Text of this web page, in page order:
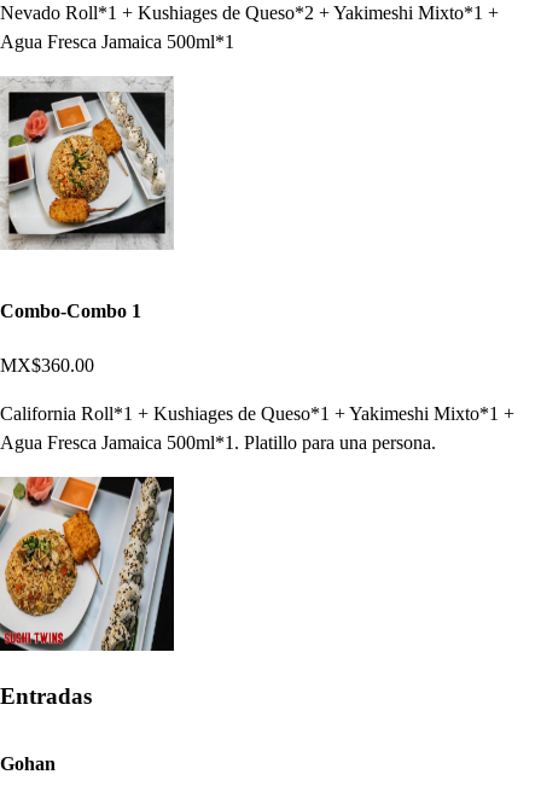
Nevado Roll*1 + Kushiages de Queso*2 + Yakimeshi Mixto*1 +
Agua Fresca Jamaica 500ml*1
Combo-Combo 1
MX$360.00
California Roll*1 + Kushiages de Queso*1 + Yakimeshi Mixto*1 +
Agua Fresca Jamaica 500ml*1. Platillo para una persona.
Entradas
Gohan